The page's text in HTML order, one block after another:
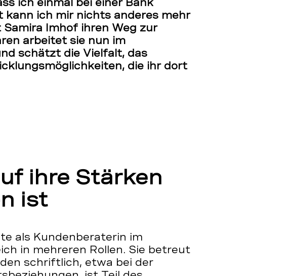
ich einmal bei einer Bank
ich mir nichts anderes mehr
Imhof ihren Weg zur
arbeitet sie nun im
schätzt die Vielfalt, das
die ihr dort
ihre Stärken
ist
als Kundenberaterin im
in mehreren Rollen. Sie betreut
schriftlich, etwa bei der